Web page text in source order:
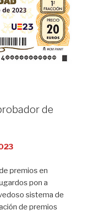
de
premios en
pon a
sistema de
de premios